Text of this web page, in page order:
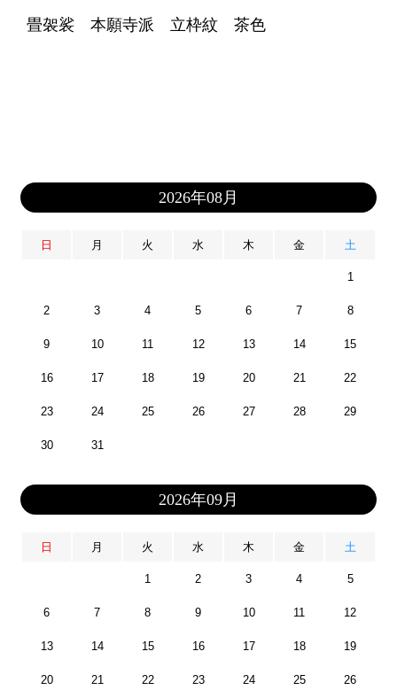
畳袈裟 本願寺派 立枠紋 茶色
2026年08月
日 月 火 水 木 金 土
1
2 3 4 5 6 7 8
9 10 11 12 13 14 15
16 17 18 19 20 21 22
23 24 25 26 27 28 29
30 31
2026年09月
日 月 火 水 木 金 土
1 2 3 4 5
6 7 8 9 10 11 12
13 14 15 16 17 18 19
20 21 22 23 24 25 26